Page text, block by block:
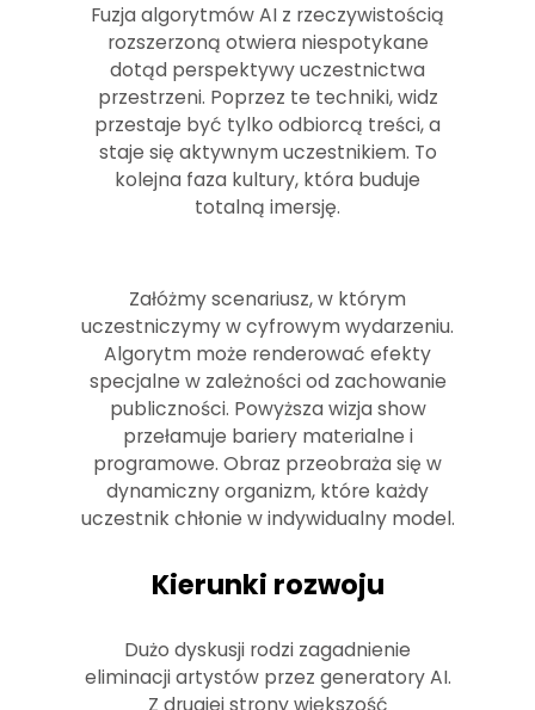
Fuzja algorytmów AI z rzeczywistością
rozszerzoną otwiera niespotykane
dotąd perspektywy uczestnictwa
przestrzeni. Poprzez te techniki, widz
przestaje być tylko odbiorcą treści, a
staje się aktywnym uczestnikiem. To
kolejna faza kultury, która buduje
totalną imersję.
Załóżmy scenariusz, w którym
uczestniczymy w cyfrowym wydarzeniu.
Algorytm może renderować efekty
specjalne w zależności od zachowanie
publiczności. Powyższa wizja show
przełamuje bariery materialne i
programowe. Obraz przeobraża się w
dynamiczny organizm, które każdy
uczestnik chłonie w indywidualny model.
Kierunki rozwoju
Dużo dyskusji rodzi zagadnienie
eliminacji artystów przez generatory AI.